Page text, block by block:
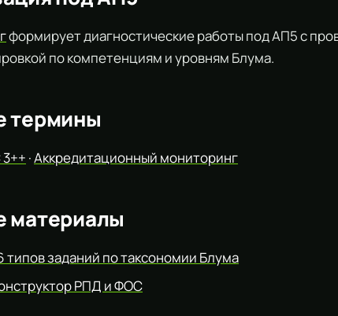
формирует диагностические работы под АП5 с
по компетенциям и уровням Блума.
термины
·Аккредитационный мониторинг
материалы
типов заданий по таксономии Блума
РПД и ФОС